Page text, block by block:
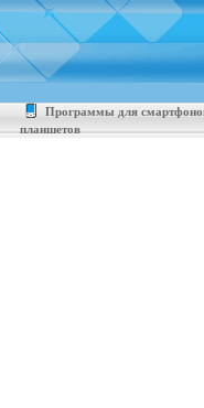
Программы для
планшетов